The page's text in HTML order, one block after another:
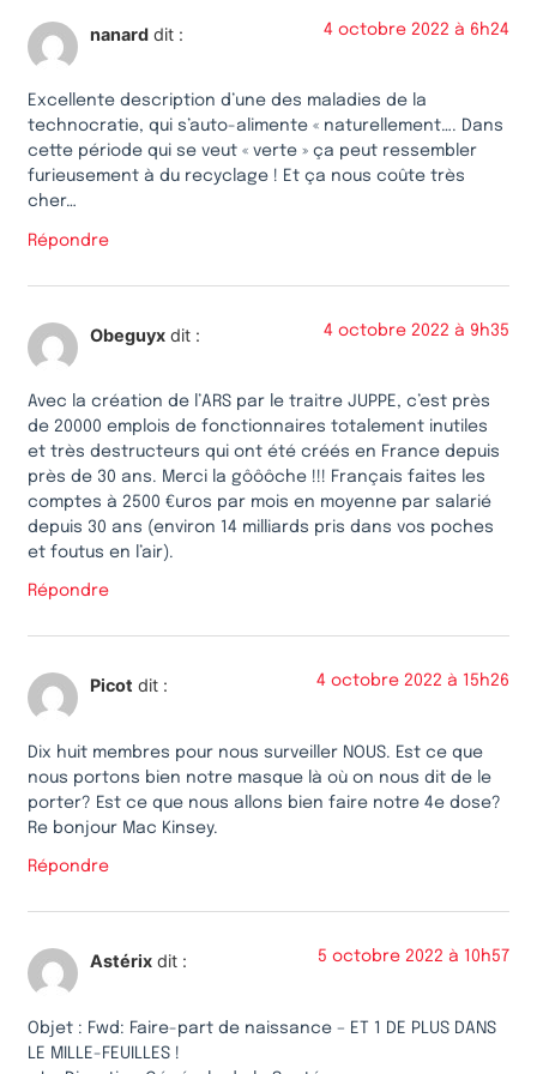
nanard dit : 4 octobre 2022 à 6h24
Excellente description d’une des maladies de la
technocratie, qui s’auto-alimente « naturellement…. Dans
cette période qui se veut « verte » ça peut ressembler
furieusement à du recyclage ! Et ça nous coûte très
cher…
Répondre
Obeguyx dit : 4 octobre 2022 à 9h35
Avec la création de l’ARS par le traitre JUPPE, c’est près
de 20000 emplois de fonctionnaires totalement inutiles
et très destructeurs qui ont été créés en France depuis
près de 30 ans. Merci la gôôôche !!! Français faites les
comptes à 2500 €uros par mois en moyenne par salarié
depuis 30 ans (environ 14 milliards pris dans vos poches
et foutus en l’air).
Répondre
Picot dit : 4 octobre 2022 à 15h26
Dix huit membres pour nous surveiller NOUS. Est ce que
nous portons bien notre masque là où on nous dit de le
porter? Est ce que nous allons bien faire notre 4e dose?
Re bonjour Mac Kinsey.
Répondre
Astérix dit : 5 octobre 2022 à 10h57
Objet : Fwd: Faire-part de naissance – ET 1 DE PLUS DANS
LE MILLE-FEUILLES !